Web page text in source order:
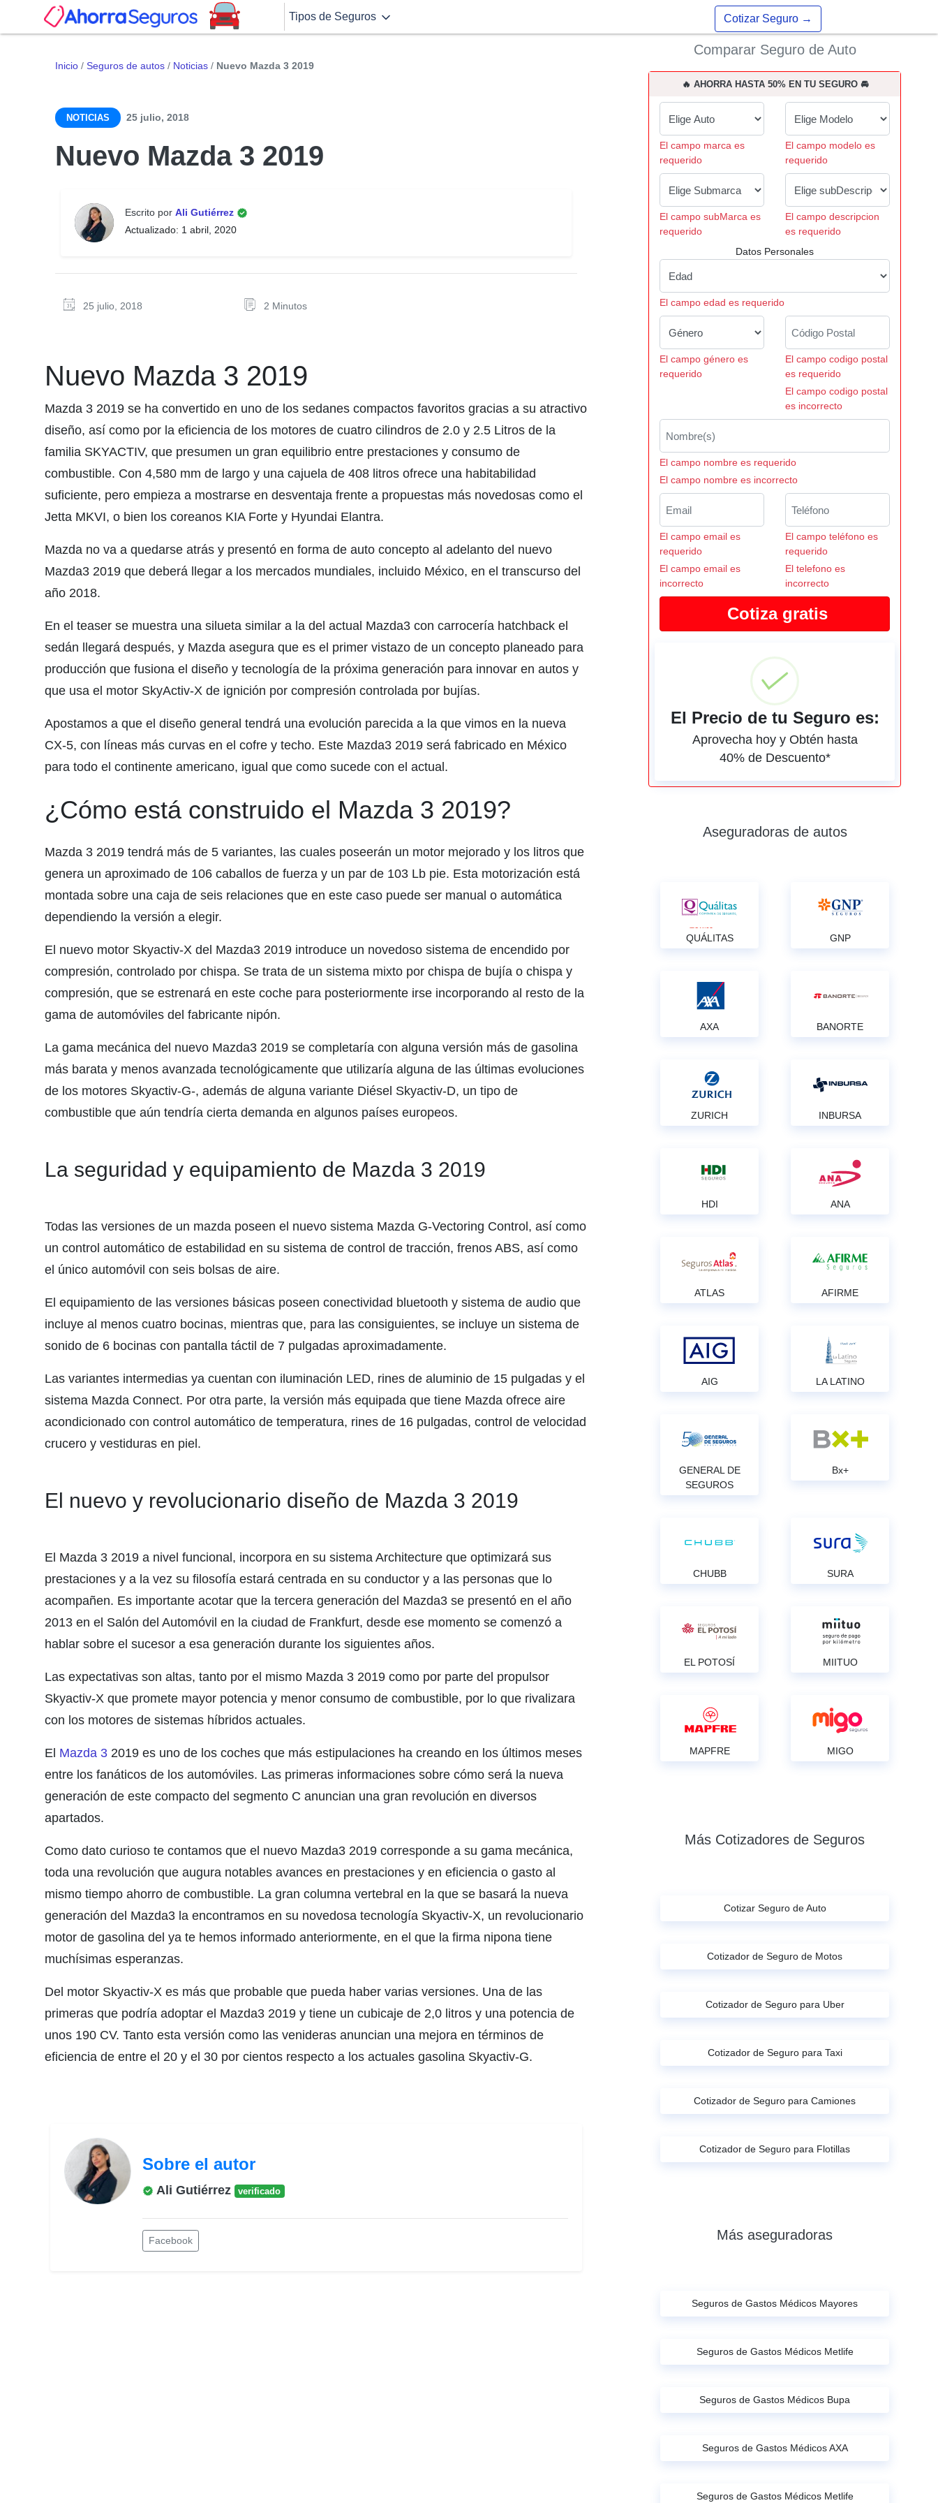
Tipos de Seguros Cotizar Seguro →
Inicio / Seguros de autos / Noticias / Nuevo Mazda 3 2019
NOTICIAS 25 julio, 2018
Nuevo Mazda 3 2019
Escrito por Ali Gutiérrez
Actualizado: 1 abril, 2020
25 julio, 2018 2 Minutos
Nuevo Mazda 3 2019
Mazda 3 2019 se ha convertido en uno de los sedanes compactos favoritos gracias a su atractivo
diseño, así como por la eficiencia de los motores de cuatro cilindros de 2.0 y 2.5 Litros de la
familia SKYACTIV, que presumen un gran equilibrio entre prestaciones y consumo de
combustible. Con 4,580 mm de largo y una cajuela de 408 litros ofrece una habitabilidad
suficiente, pero empieza a mostrarse en desventaja frente a propuestas más novedosas como el
Jetta MKVI, o bien los coreanos KIA Forte y Hyundai Elantra.
Mazda no va a quedarse atrás y presentó en forma de auto concepto al adelanto del nuevo
Mazda3 2019 que deberá llegar a los mercados mundiales, incluido México, en el transcurso del
año 2018.
En el teaser se muestra una silueta similar a la del actual Mazda3 con carrocería hatchback el
sedán llegará después, y Mazda asegura que es el primer vistazo de un concepto planeado para
producción que fusiona el diseño y tecnología de la próxima generación para innovar en autos y
que usa el motor SkyActiv-X de ignición por compresión controlada por bujías.
Apostamos a que el diseño general tendrá una evolución parecida a la que vimos en la nueva
CX-5, con líneas más curvas en el cofre y techo. Este Mazda3 2019 será fabricado en México
para todo el continente americano, igual que como sucede con el actual.
¿Cómo está construido el Mazda 3 2019?
Mazda 3 2019 tendrá más de 5 variantes, las cuales poseerán un motor mejorado y los litros que
genera un aproximado de 106 caballos de fuerza y un par de 103 Lb pie. Esta motorización está
montada sobre una caja de seis relaciones que en este caso puede ser manual o automática
dependiendo la versión a elegir.
El nuevo motor Skyactiv-X del Mazda3 2019 introduce un novedoso sistema de encendido por
compresión, controlado por chispa. Se trata de un sistema mixto por chispa de bujía o chispa y
compresión, que se estrenará en este coche para posteriormente irse incorporando al resto de la
gama de automóviles del fabricante nipón.
La gama mecánica del nuevo Mazda3 2019 se completaría con alguna versión más de gasolina
más barata y menos avanzada tecnológicamente que utilizaría alguna de las últimas evoluciones
de los motores Skyactiv-G-, además de alguna variante Diésel Skyactiv-D, un tipo de
combustible que aún tendría cierta demanda en algunos países europeos.
La seguridad y equipamiento de Mazda 3 2019
Todas las versiones de un mazda poseen el nuevo sistema Mazda G-Vectoring Control, así como
un control automático de estabilidad en su sistema de control de tracción, frenos ABS, así como
el único automóvil con seis bolsas de aire.
El equipamiento de las versiones básicas poseen conectividad bluetooth y sistema de audio que
incluye al menos cuatro bocinas, mientras que, para las consiguientes, se incluye un sistema de
sonido de 6 bocinas con pantalla táctil de 7 pulgadas aproximadamente.
Las variantes intermedias ya cuentan con iluminación LED, rines de aluminio de 15 pulgadas y el
sistema Mazda Connect. Por otra parte, la versión más equipada que tiene Mazda ofrece aire
acondicionado con control automático de temperatura, rines de 16 pulgadas, control de velocidad
crucero y vestiduras en piel.
El nuevo y revolucionario diseño de Mazda 3 2019
El Mazda 3 2019 a nivel funcional, incorpora en su sistema Architecture que optimizará sus
prestaciones y a la vez su filosofía estará centrada en su conductor y a las personas que lo
acompañen. Es importante acotar que la tercera generación del Mazda3 se presentó en el año
2013 en el Salón del Automóvil en la ciudad de Frankfurt, desde ese momento se comenzó a
hablar sobre el sucesor a esa generación durante los siguientes años.
Las expectativas son altas, tanto por el mismo Mazda 3 2019 como por parte del propulsor
Skyactiv-X que promete mayor potencia y menor consumo de combustible, por lo que rivalizara
con los motores de sistemas híbridos actuales.
El Mazda 3 2019 es uno de los coches que más estipulaciones ha creando en los últimos meses
entre los fanáticos de los automóviles. Las primeras informaciones sobre cómo será la nueva
generación de este compacto del segmento C anuncian una gran revolución en diversos
apartados.
Como dato curioso te contamos que el nuevo Mazda3 2019 corresponde a su gama mecánica,
toda una revolución que augura notables avances en prestaciones y en eficiencia o gasto al
mismo tiempo ahorro de combustible. La gran columna vertebral en la que se basará la nueva
generación del Mazda3 la encontramos en su novedosa tecnología Skyactiv-X, un revolucionario
motor de gasolina del ya te hemos informado anteriormente, en el que la firma nipona tiene
muchísimas esperanzas.
Del motor Skyactiv-X es más que probable que pueda haber varias versiones. Una de las
primeras que podría adoptar el Mazda3 2019 y tiene un cubicaje de 2,0 litros y una potencia de
unos 190 CV. Tanto esta versión como las venideras anuncian una mejora en términos de
eficiencia de entre el 20 y el 30 por cientos respecto a los actuales gasolina Skyactiv-G.
Sobre el autor
Ali Gutiérrez verificado
Facebook
Comparar Seguro de Auto
🔥 AHORRA HASTA 50% EN TU SEGURO 🚘
El campo marca es
requerido
El campo modelo es
requerido
El campo subMarca es
requerido
El campo descripcion
es requerido
Datos Personales
El campo edad es requerido
El campo género es
requerido
El campo codigo postal
es requerido
El campo codigo postal
es incorrecto
El campo nombre es requerido
El campo nombre es incorrecto
El campo email es
requerido
El campo email es
incorrecto
El campo teléfono es
requerido
El telefono es
incorrecto
El Precio de tu Seguro es:
Aprovecha hoy y Obtén hasta
40% de Descuento*
Aseguradoras de autos
QUÁLITAS GNP
AXA BANORTE
ZURICH INBURSA
HDI ANA
ATLAS AFIRME
AIG LA LATINO
GENERAL DE
SEGUROS
Bx+
CHUBB SURA
EL POTOSÍ MIITUO
MAPFRE MIGO
Más Cotizadores de Seguros
Cotizar Seguro de Auto
Cotizador de Seguro de Motos
Cotizador de Seguro para Uber
Cotizador de Seguro para Taxi
Cotizador de Seguro para Camiones
Cotizador de Seguro para Flotillas
Más aseguradoras
Seguros de Gastos Médicos Mayores
Seguros de Gastos Médicos Metlife
Seguros de Gastos Médicos Bupa
Seguros de Gastos Médicos AXA
Seguros de Gastos Médicos Metlife